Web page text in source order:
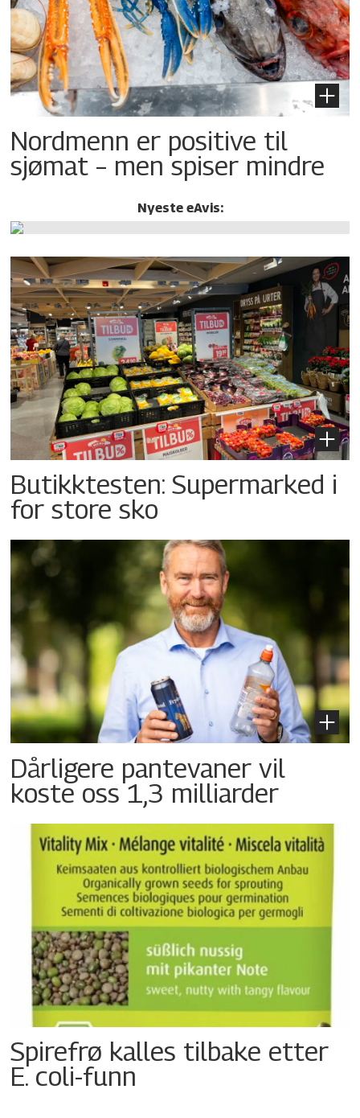
Nordmenn er positive til
sjømat – men spiser mindre
Nyeste eAvis:
Butikktesten: Supermarked i
for store sko
Dårligere pantevaner vil
koste oss 1,3 milliarder
Spirefrø kalles tilbake etter
E. coli-funn